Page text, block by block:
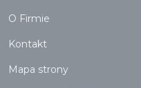
O Firmie
Kontakt
Mapa strony